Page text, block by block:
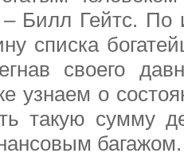
Билл Гейтс. По
списка
своего
узнаем о
такую сумму
багажом.